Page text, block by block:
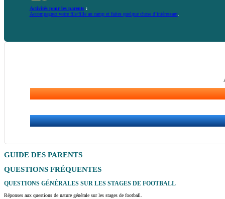
Activités pour les parents:
Accompagnez votre fils/fille au camp et faites quelque chose d’intéressant.
GUIDE DES PARENTS
QUESTIONS FRÉQUENTES
QUESTIONS GÉNÉRALES SUR LES STAGES DE FOOTBALL
Réponses aux questions de nature générale sur les stages de football.